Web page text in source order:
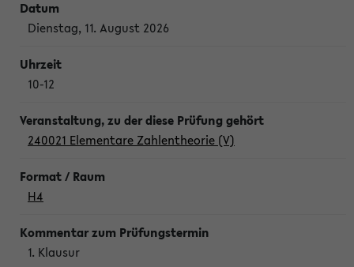
Dienstag, 11. August 2026
10-12
240021 Elementare Zahlentheorie (V)
H4
1. Klausur